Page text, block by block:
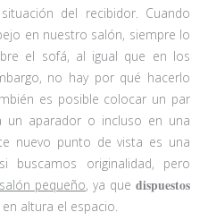
del recibidor. Cuando
en nuestro salón, siempre lo
el sofá, al igual que en los
no hay por qué hacerlo
es posible colocar un par
aparador o incluso en una
nuevo punto de vista es una
buscamos originalidad, pero
pequeño, ya que dispuestos
altura el espacio.